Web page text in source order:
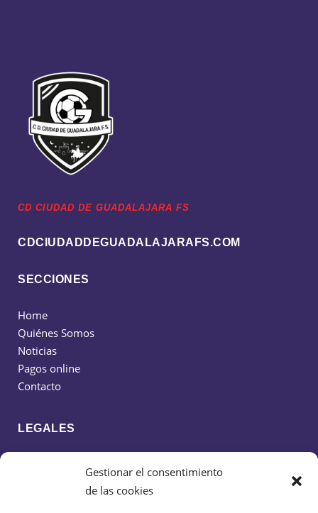
Gestionar el consentimiento
de las cookies
CD CIUDAD DE GUADALAJARA FS
CDCIUDADDEGUADALAJARAFS.COM
SECCIONES
Home
Quiénes Somos
Noticias
Pagos online
Contacto
LEGALES